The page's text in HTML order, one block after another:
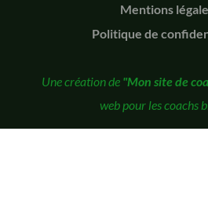
Mentions
Politique de
Une création de "Mon site de
web pour les coachs